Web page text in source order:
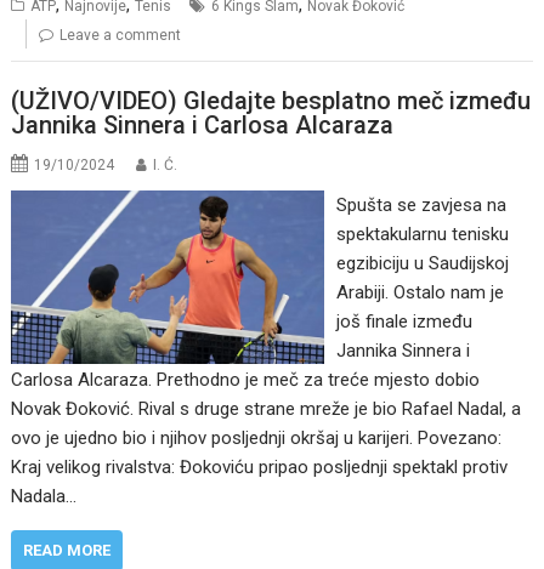
ATP, Najnovije,Tenis 6 Kings Slam, Novak Đoković
Leave a comment
(UŽIVO/VIDEO) Gledajte besplatno meč između
Jannika Sinnera i Carlosa Alcaraza
19/10/2024 I. Ć.
Spušta se zavjesa na
spektakularnu tenisku
egzibiciju u Saudijskoj
Arabiji. Ostalo nam je
još finale između
Jannika Sinnera i
Carlosa Alcaraza. Prethodno je meč za treće mjesto dobio
Novak Đoković. Rival s druge strane mreže je bio Rafael Nadal, a
ovo je ujedno bio i njihov posljednji okršaj u karijeri. Povezano:
Kraj velikog rivalstva: Đokoviću pripao posljednji spektakl protiv
Nadala…
READ MORE